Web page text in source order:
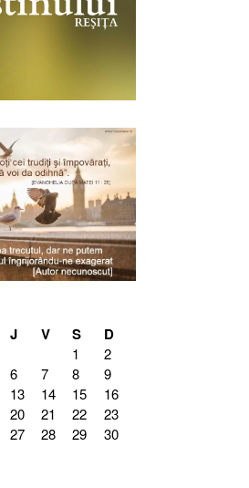
J V S D
1
2
6 7 8
9
13 14 15
16
20 21 22
23
27 28 29
30